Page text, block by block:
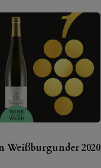
Weißburgunder 2020